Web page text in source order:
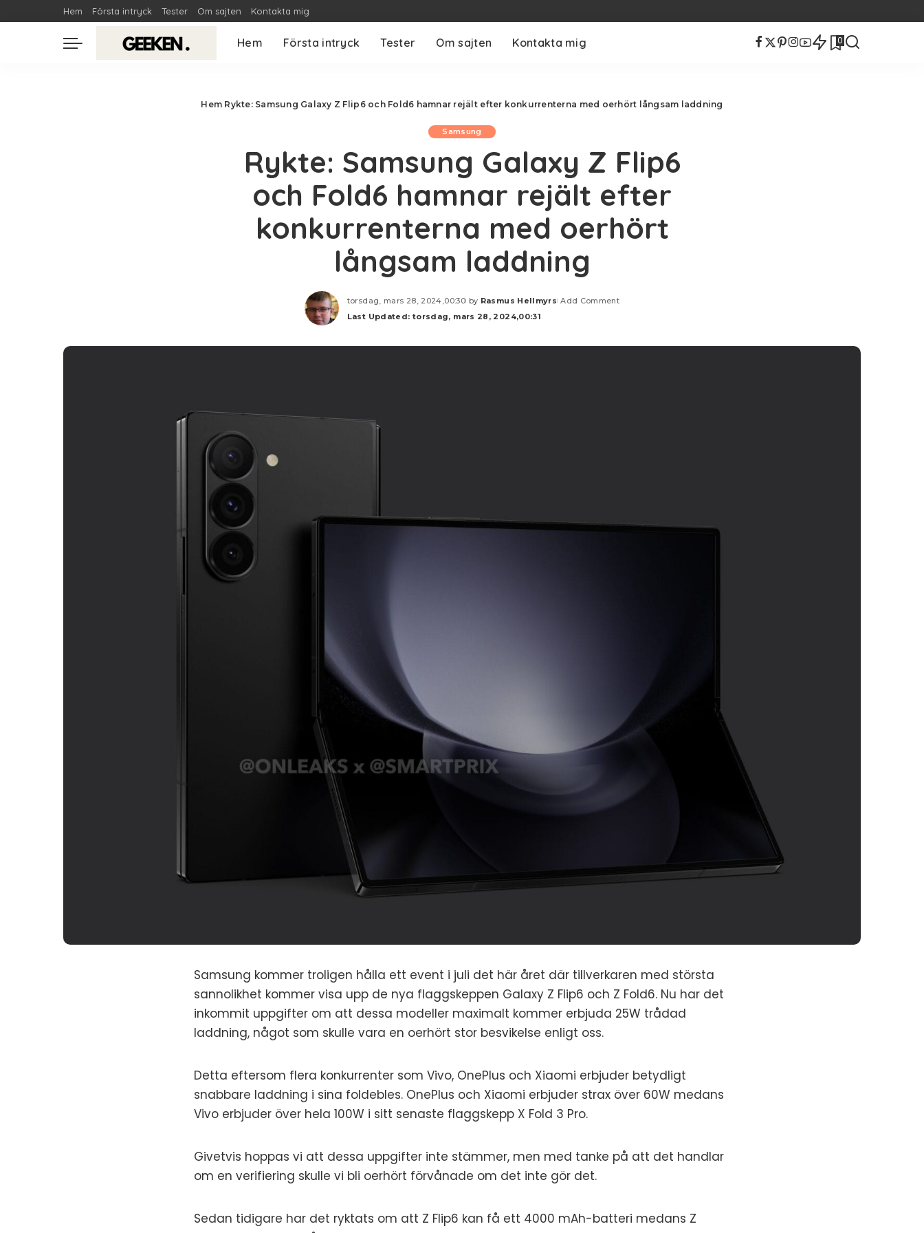
Hem Första intryck Tester Om sajten Kontakta mig
Hem Första intryck Tester Om sajten Kontakta mig 0
Hem Rykte: Samsung Galaxy Z Flip6 och Fold6 hamnar rejält efter konkurrenterna med oerhört långsam laddning
Samsung
Rykte: Samsung Galaxy Z Flip6
och Fold6 hamnar rejält efter
konkurrenterna med oerhört
långsam laddning
torsdag, mars 28, 2024,00:30
Posted
by
by Rasmus Hellmyrs Add Comment
Last Updated: torsdag, mars 28, 2024,00:31
Samsung kommer troligen hålla ett event i juli det här året där tillverkaren med största
sannolikhet kommer visa upp de nya flaggskeppen Galaxy Z Flip6 och Z Fold6. Nu har det
inkommit uppgifter om att dessa modeller maximalt kommer erbjuda 25W trådad
laddning, något som skulle vara en oerhört stor besvikelse enligt oss.
Detta eftersom flera konkurrenter som Vivo, OnePlus och Xiaomi erbjuder betydligt
snabbare laddning i sina foldebles. OnePlus och Xiaomi erbjuder strax över 60W medans
Vivo erbjuder över hela 100W i sitt senaste flaggskepp X Fold 3 Pro.
Givetvis hoppas vi att dessa uppgifter inte stämmer, men med tanke på att det handlar
om en verifiering skulle vi bli oerhört förvånade om det inte gör det.
Sedan tidigare har det ryktats om att Z Flip6 kan få ett 4000 mAh-batteri medans Z